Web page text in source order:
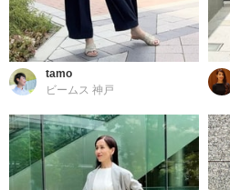
tamo
ビームス 神戸